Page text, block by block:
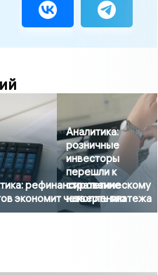
рефинансирование
экономит четверть платежа
Аналитика:
розничные
инвесторы
перешли к
стратегическому
накоплению